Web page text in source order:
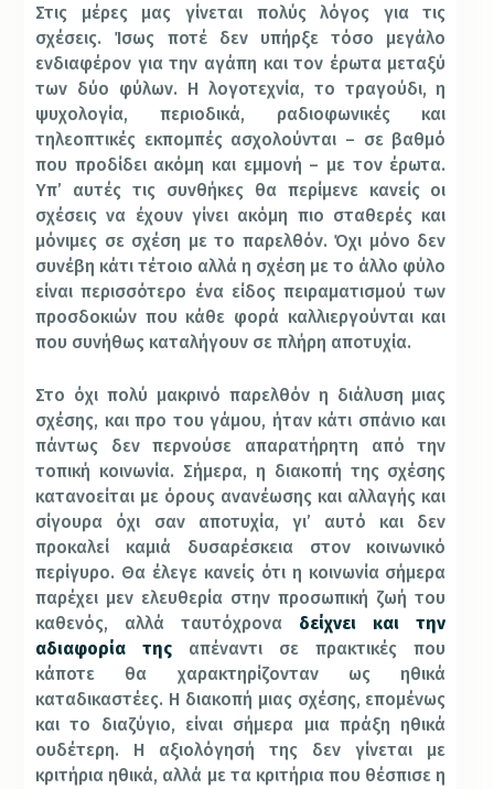
Στις μέρες μας γίνεται πολύς λόγος για τις
σχέσεις. Ίσως ποτέ δεν υπήρξε τόσο μεγάλο
ενδιαφέρον για την αγάπη και τον έρωτα μεταξύ
των δύο φύλων. Η λογοτεχνία, το τραγούδι, η
ψυχολογία, περιοδικά, ραδιοφωνικές και
τηλεοπτικές εκπομπές ασχολούνται – σε βαθμό
που προδίδει ακόμη και εμμονή – με τον έρωτα.
Υπ’ αυτές τις συνθήκες θα περίμενε κανείς οι
σχέσεις να έχουν γίνει ακόμη πιο σταθερές και
μόνιμες σε σχέση με το παρελθόν. Όχι μόνο δεν
συνέβη κάτι τέτοιο αλλά η σχέση με το άλλο φύλο
είναι περισσότερο ένα είδος πειραματισμού των
προσδοκιών που κάθε φορά καλλιεργούνται και
που συνήθως καταλήγουν σε πλήρη αποτυχία.
Στο όχι πολύ μακρινό παρελθόν η διάλυση μιας
σχέσης, και προ του γάμου, ήταν κάτι σπάνιο και
πάντως δεν περνούσε απαρατήρητη από την
τοπική κοινωνία. Σήμερα, η διακοπή της σχέσης
κατανοείται με όρους ανανέωσης και αλλαγής και
σίγουρα όχι σαν αποτυχία, γι’ αυτό και δεν
προκαλεί καμιά δυσαρέσκεια στον κοινωνικό
περίγυρο. Θα έλεγε κανείς ότι η κοινωνία σήμερα
παρέχει μεν ελευθερία στην προσωπική ζωή του
καθενός, αλλά ταυτόχρονα δείχνει και την
αδιαφορία της απέναντι σε πρακτικές που
κάποτε θα χαρακτηρίζονταν ως ηθικά
καταδικαστέες. Η διακοπή μιας σχέσης, επομένως
και το διαζύγιο, είναι σήμερα μια πράξη ηθικά
ουδέτερη. Η αξιολόγησή της δεν γίνεται με
κριτήρια ηθικά, αλλά με τα κριτήρια που θέσπισε η